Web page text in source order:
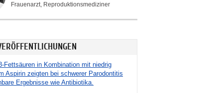
Frauenarzt, Reproduktionsmediziner
Fettsäuren in Kombination mit niedrig
Aspirin zeigten bei schwerer Parodontitis
Ergebnisse wie Antibiotika.